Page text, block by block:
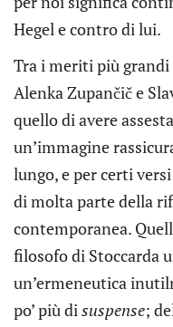
Hegel e contro di lui.
Tra i meriti più
Alenka Zupančič e
quello di avere
un’immagine
lungo, e per certi
di molta parte della
contemporanea.
filosofo di Stoccarda
un’ermeneutica
po’ più disuspense;